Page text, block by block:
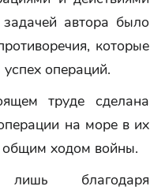
автора было
которые
операций.
труде сделана
на море в их
общим ходом войны.
лишь благодаря